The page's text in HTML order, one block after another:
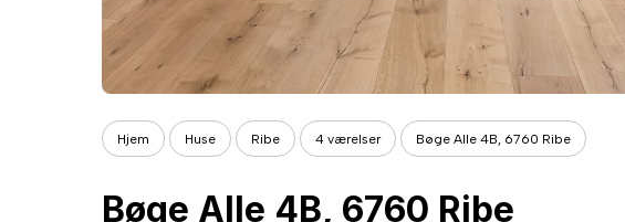
Hjem Huse Ribe 4 værelser Bøge Alle 4B, 6760 Ribe
Bøge Alle 4B, 6760 Ribe